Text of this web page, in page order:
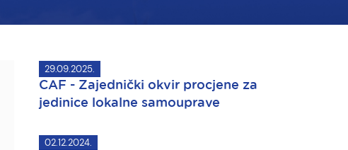
29.09.2025.
CAF - Zajednički okvir procjene za
jedinice lokalne samouprave
02.12.2024.